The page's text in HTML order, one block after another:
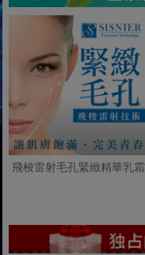
飛梭雷射毛孔緊緻精華乳霜